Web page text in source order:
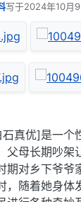
写于2024年10月
最后由 编辑
真优]是一个
父母长期吵架
期对乡下爷爷
，随着她身